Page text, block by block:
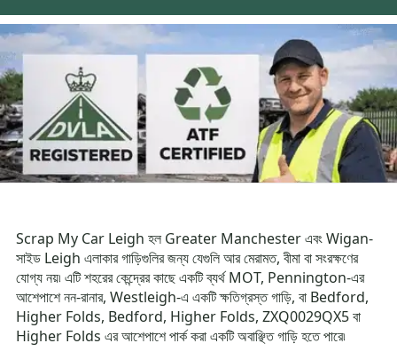
Scrap My Car Leigh হল Greater Manchester এবং Wigan-
সাইড Leigh এলাকার গাড়িগুলির জন্য যেগুলি আর মেরামত, বীমা বা সংরক্ষণের
যোগ্য নয়৷ এটি শহরের কেন্দ্রের কাছে একটি ব্যর্থ MOT, Pennington-এর
আশেপাশে নন-রানার, Westleigh-এ একটি ক্ষতিগ্রস্ত গাড়ি, বা Bedford,
Higher Folds, Bedford, Higher Folds, ZXQ0029QX5 বা
Higher Folds এর আশেপাশে পার্ক করা একটি অবাঞ্ছিত গাড়ি হতে পারে৷